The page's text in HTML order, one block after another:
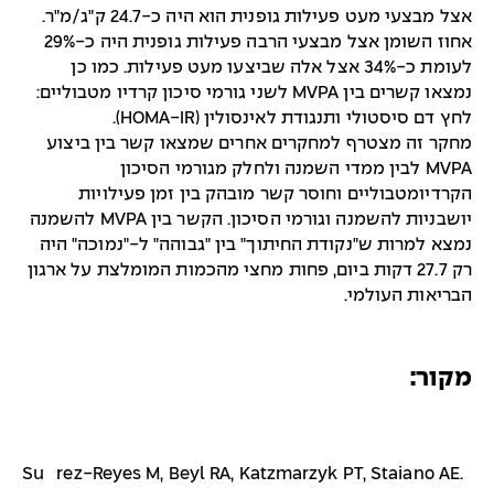
אצל מבצעי מעט פעילות גופנית הוא היה כ-24.7 ק"ג/מ"ר.
אחוז השומן אצל מבצעי הרבה פעילות גופנית היה כ-29%
לעומת כ-34% אצל אלה שביצעו מעט פעילות. כמו כן
נמצאו קשרים בין MVPA לשני גורמי סיכון קרדיו מטבוליים:
לחץ דם סיסטולי ותנגודת לאינסולין (HOMA-IR).
מחקר זה מצטרף למחקרים אחרים שמצאו קשר בין ביצוע
MVPA לבין ממדי השמנה ולחלק מגורמי הסיכון
הקרדיומטבוליים וחוסר קשר מובהק בין זמן פעילויות
יושבניות להשמנה וגורמי הסיכון. הקשר בין MVPA להשמנה
נמצא למרות ש"נקודת החיתוך" בין "גבוהה" ל-"נמוכה" היה
רק 27.7 דקות ביום, פחות מחצי מהכמות המומלצת על ארגון
הבריאות העולמי.
מקור:
Suárez-Reyes M, Beyl RA, Katzmarzyk PT, Staiano AE.